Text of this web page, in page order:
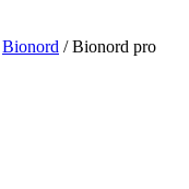
Bionord / Bionord pro